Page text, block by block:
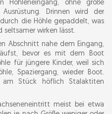
ohne große
Drinnen wird der
die Höhle gepaddelt, was
seltsamer wirken lässt.
Abschnitt nahe dem Eingang,
bevor es mit dem Boot
für jüngere Kinder, weil sich
Spaziergang, wieder Boot.
am Stück höflich Stalaktiten
meist bei etwa